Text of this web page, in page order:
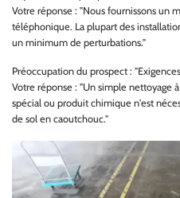
Votre réponse : "Nous fournissons un
téléphonique. La plupart des
un minimum de perturbations."
Préoccupation du prospect :
Votre réponse : "Un simple nettoyage
spécial ou produit chimique n'est
de sol en caoutchouc."